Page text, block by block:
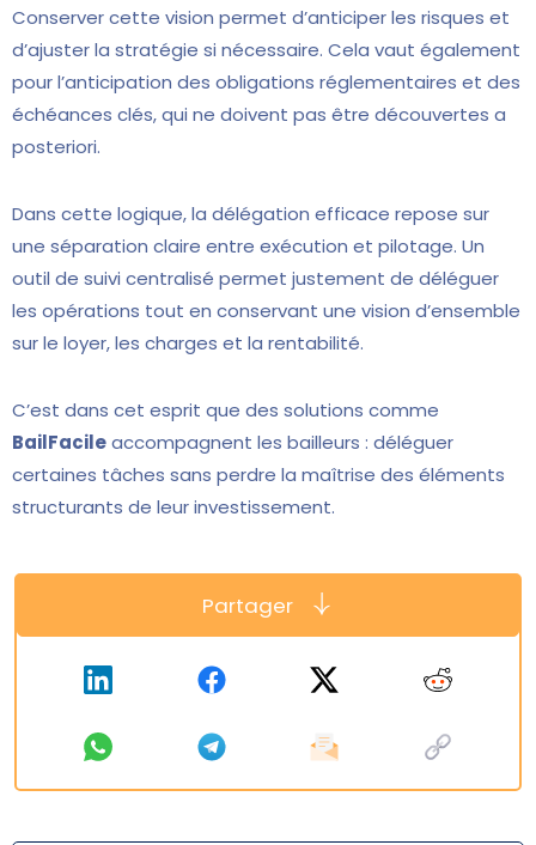
Conserver cette vision permet d’anticiper les risques et
d’ajuster la stratégie si nécessaire. Cela vaut également
pour l’anticipation des obligations réglementaires et des
échéances clés, qui ne doivent pas être découvertes a
posteriori.
Dans cette logique, la délégation efficace repose sur
une séparation claire entre exécution et pilotage. Un
outil de suivi centralisé permet justement de déléguer
les opérations tout en conservant une vision d’ensemble
sur le loyer, les charges et la rentabilité.
C’est dans cet esprit que des solutions comme
BailFacileaccompagnent les bailleurs : déléguer
certaines tâches sans perdre la maîtrise des éléments
structurants de leur investissement.
Partager